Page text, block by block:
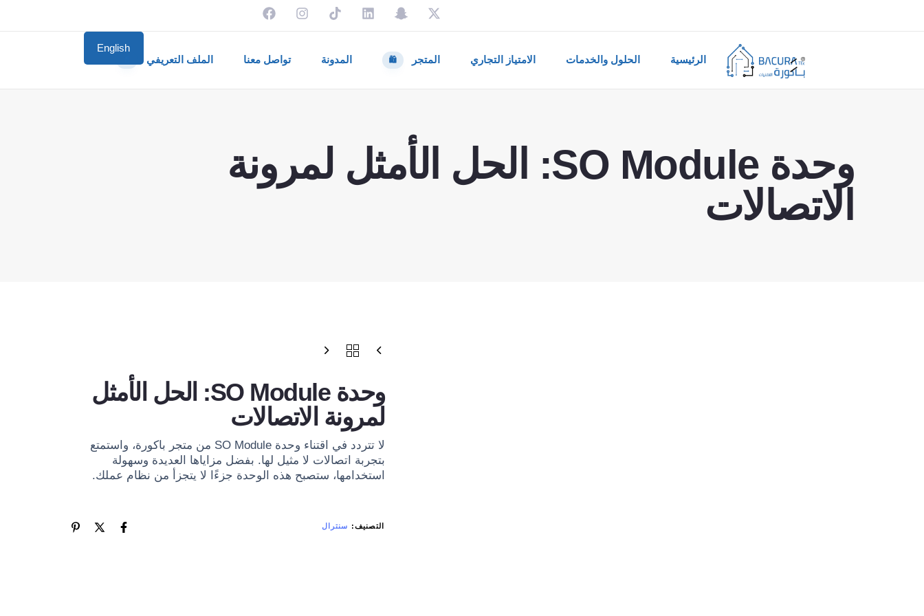
الرئيسية الحلول والخدمات الامتياز التجاري المتجر 🛍️ المدونة تواصل معنا الملف التعريفي
English
وحدة SO Module: الحل الأمثل لمرونة
الاتصالات
وحدة SO Module: الحل الأمثل
لمرونة الاتصالات
لا تتردد في اقتناء وحدة SO Module من متجر باكورة، واستمتع
بتجربة اتصالات لا مثيل لها. بفضل مزاياها العديدة وسهولة
استخدامها، ستصبح هذه الوحدة جزءًا لا يتجزأ من نظام عملك.
التصنيف: سنترال